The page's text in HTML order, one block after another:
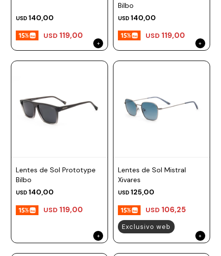
USD 140,00
USD 119,00
Bilbo
USD 140,00
USD 119,00
Lentes de Sol Prototype
Bilbo
USD 140,00
USD 119,00
Lentes de Sol Mistral
Xivares
USD 125,00
USD 106,25
Exclusivo web